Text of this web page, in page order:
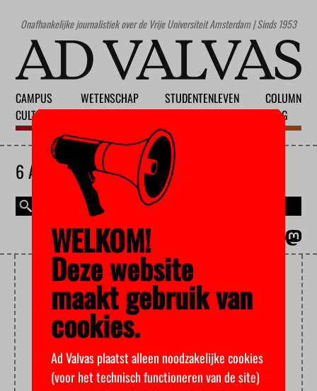
Onafhankelijke journalistiek over de Vrije Universiteit Amsterdam | Sinds 1953
CAMPUS
CULTUUR
WETENSCHAP
STUDENTENLEVEN
COLUMN
BLOG
6 AUGUSTUS 2026
CRIMINOLOGIE, MISDAAD
WELKOM!
Deze website
maakt gebruik van
cookies.
Ad Valvas plaatst alleen noodzakelijke cookies
(voor het technisch functioneren van de site)